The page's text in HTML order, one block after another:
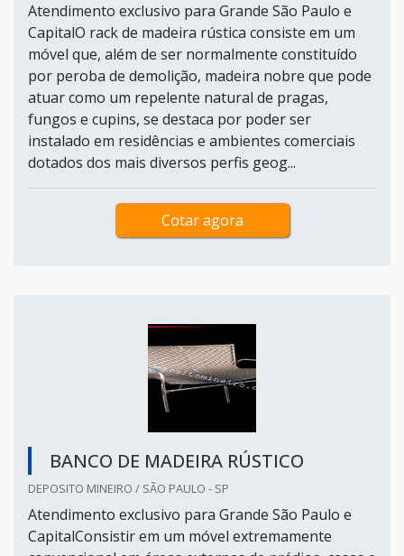
Atendimento exclusivo para Grande São Paulo e
CapitalO rack de madeira rústica consiste em um
móvel que, além de ser normalmente constituído
por peroba de demolição, madeira nobre que pode
atuar como um repelente natural de pragas,
fungos e cupins, se destaca por poder ser
instalado em residências e ambientes comerciais
dotados dos mais diversos perfis geog...
Cotar agora
BANCO DE MADEIRA RÚSTICO
DEPOSITO MINEIRO / SÃO PAULO - SP
Atendimento exclusivo para Grande São Paulo e
CapitalConsistir em um móvel extremamente